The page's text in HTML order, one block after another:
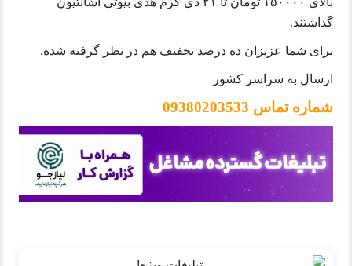
گذاشتند.
برای شما عزیزان ده درصد تخفیف هم در نظر گرفته شده‌.
ارسال به سراسر کشور
شماره تماس 09380203533